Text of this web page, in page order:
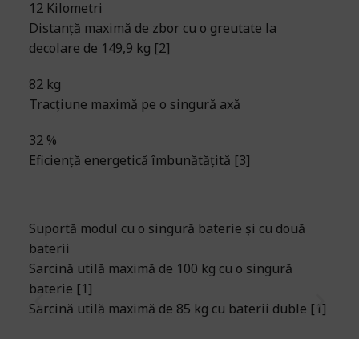
12 Kilometri
Distanță maximă de zbor cu o greutate la
decolare de 149,9 kg [2]
82 kg
Tracțiune maximă pe o singură axă
32 %
Eficiență energetică îmbunătățită [3]
Suportă modul cu o singură baterie și cu două
baterii
Sarcină utilă maximă de 100 kg cu o singură
baterie [1]
Sarcină utilă maximă de 85 kg cu baterii duble [1]